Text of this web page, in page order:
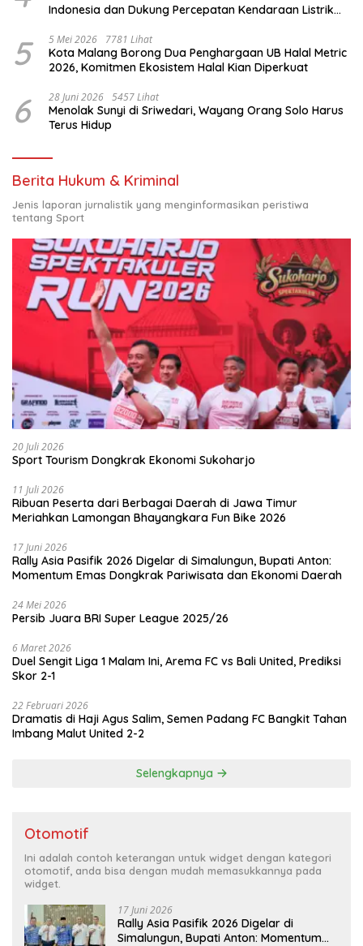
Indonesia dan Dukung Percepatan Kendaraan Listrik
5 5 Mei 2026 7781 Lihat
Kota Malang Borong Dua Penghargaan UB Halal Metric
2026, Komitmen Ekosistem Halal Kian Diperkuat
6 28 Juni 2026 5457 Lihat
Menolak Sunyi di Sriwedari, Wayang Orang Solo Harus
Terus Hidup
Berita Hukum & Kriminal
Jenis laporan jurnalistik yang menginformasikan peristiwa
tentang Sport
20 Juli 2026
Sport Tourism Dongkrak Ekonomi Sukoharjo
11 Juli 2026
Ribuan Peserta dari Berbagai Daerah di Jawa Timur
Meriahkan Lamongan Bhayangkara Fun Bike 2026
17 Juni 2026
Rally Asia Pasifik 2026 Digelar di Simalungun, Bupati Anton:
Momentum Emas Dongkrak Pariwisata dan Ekonomi Daerah
24 Mei 2026
Persib Juara BRI Super League 2025/26
6 Maret 2026
Duel Sengit Liga 1 Malam Ini, Arema FC vs Bali United, Prediksi
Skor 2-1
22 Februari 2026
Dramatis di Haji Agus Salim, Semen Padang FC Bangkit Tahan
Imbang Malut United 2-2
Selengkapnya
Otomotif
Ini adalah contoh keterangan untuk widget dengan kategori
otomotif, anda bisa dengan mudah memasukkannya pada
widget.
17 Juni 2026
Rally Asia Pasifik 2026 Digelar di
Simalungun, Bupati Anton: Momentum